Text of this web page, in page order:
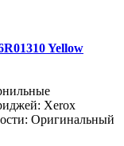
Yellow
Xerox
Оригинальный